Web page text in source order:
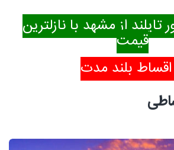
از مشهد با نازلترین
قیمت
اقساط بلند مدت